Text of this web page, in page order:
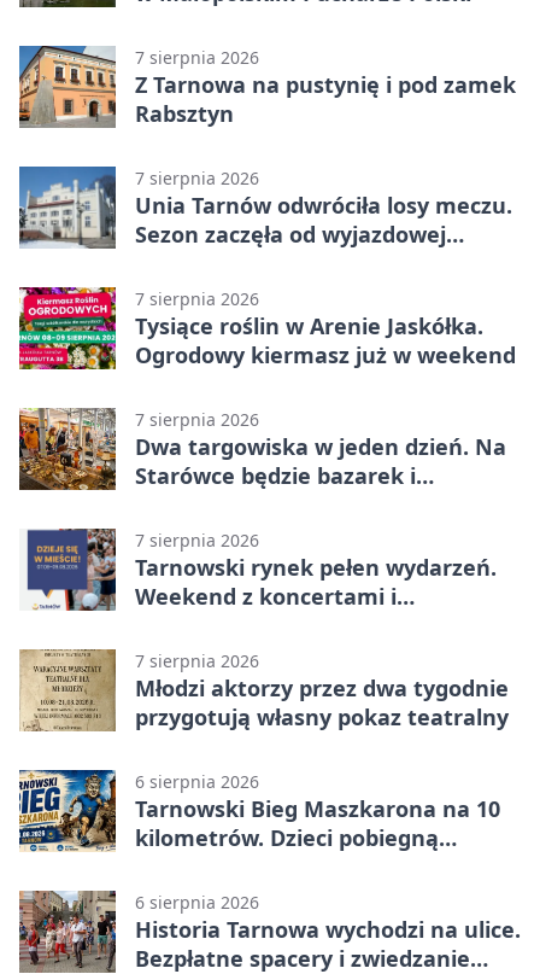
7 sierpnia 2026
Z Tarnowa na pustynię i pod zamek
Rabsztyn
7 sierpnia 2026
Unia Tarnów odwróciła losy meczu.
Sezon zaczęła od wyjazdowej
7 sierpnia 2026
Tysiące roślin w Arenie Jaskółka.
Ogrodowy kiermasz już w weekend
7 sierpnia 2026
Dwa targowiska w jeden dzień. Na
Starówce będzie bazarek i
7 sierpnia 2026
Tarnowski rynek pełen wydarzeń.
Weekend z koncertami i
7 sierpnia 2026
Młodzi aktorzy przez dwa tygodnie
przygotują własny pokaz teatralny
6 sierpnia 2026
Tarnowski Bieg Maszkarona na 10
kilometrów. Dzieci pobiegną
6 sierpnia 2026
Historia Tarnowa wychodzi na ulice.
Bezpłatne spacery i zwiedzanie